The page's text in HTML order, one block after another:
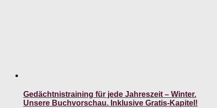
Gedächtnistraining für jede Jahreszeit – Winter.
Unsere Buchvorschau. Inklusive Gratis-Kapitel!